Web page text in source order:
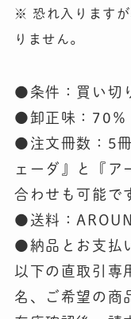
※ 恐れ入りますが
りません。
●条件：買い切
●卸正味：70％
●注文冊数：5
ェーダ』と『ア
合わせも可能で
●送料：
●納品とお支払
以下の直取引専
名、ご希望の商